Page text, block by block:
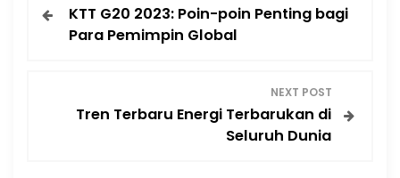
o
KTT G20 2023: Poin-poin Penting bagi
Para Pemimpin Global
NEXT POST
Tren Terbaru Energi Terbarukan di
Seluruh Dunia